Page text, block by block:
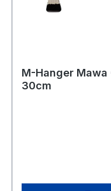
M-Hanger
30cm